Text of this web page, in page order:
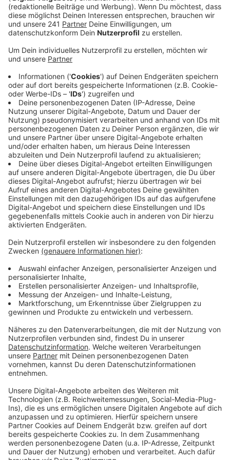
Der Mann mit der Marshmello Maske ist ein großes
Enigma in der Popmusik. Die Öffentlichkeit weiß nicht,
wer unter der Maske steckt. Es ist also ungefähr so,
wie man nicht weiß, wie Mark Forster ohne Mütze
aussieht. Heißt ja nicht, dass er nicht trotzdem gute
gemacht hat, passt perfekt zu diesem heißen
Sommer. Die coolen Beats sind eine willkommene
Abkühlung für die Ohren.
Anzeige
Wir benötigen Ihre
Zustimmung, um den YouTube
Video-Service zu laden!
Wir verwenden einen Service eines
einzubetten. Dieser Service kann
Daten zu Ihren Aktivitäten
sammeln. Bitte lesen Sie die
Details durch und stimmen Sie der
Nutzung des Service zu, um dieses
Video anzusehen.
Mehr Informationen
Akzeptieren
Marshmello, Khalid - Numb (Official Video)
Anzeige
Anzeige